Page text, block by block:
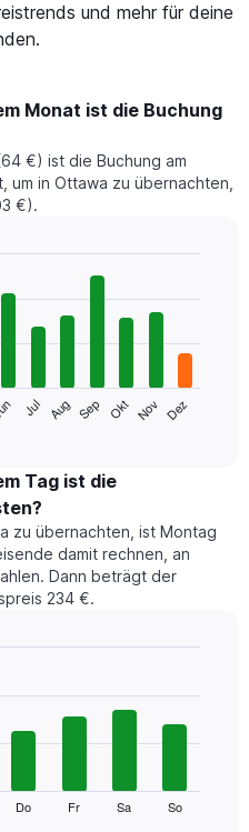
und mehr für deine
Monat ist die Buchung
€) ist die Buchung am
in Ottawa zu übernachten,
€).
Jul Aug Sep Okt Nov Dez
Tag ist die
zu übernachten, ist Montag
damit rechnen, an
Dann beträgt der
234 €.
Do Fr Sa So